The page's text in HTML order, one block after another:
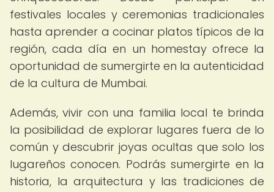
festivales locales y ceremonias tradicionales
hasta aprender a cocinar platos típicos de la
región, cada día en un homestay ofrece la
oportunidad de sumergirte en la autenticidad
de la cultura de Mumbai.
Además, vivir con una familia local te brinda
la posibilidad de explorar lugares fuera de lo
común y descubrir joyas ocultas que solo los
lugareños conocen. Podrás sumergirte en la
historia, la arquitectura y las tradiciones de